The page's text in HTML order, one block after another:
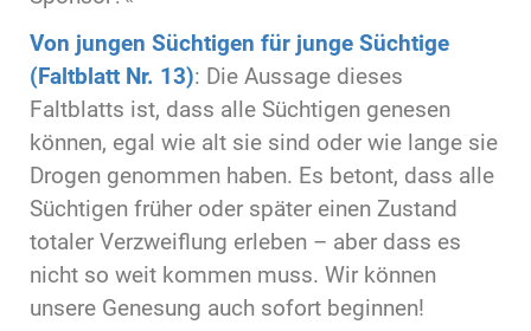
Von jungen Süchtigen für junge Süchtige
(Faltblatt Nr. 13): Die Aussage dieses
Faltblatts ist, dass alle Süchtigen genesen
können, egal wie alt sie sind oder wie lange sie
Drogen genommen haben. Es betont, dass alle
Süchtigen früher oder später einen Zustand
totaler Verzweiflung erleben – aber dass es
nicht so weit kommen muss. Wir können
unsere Genesung auch sofort beginnen!